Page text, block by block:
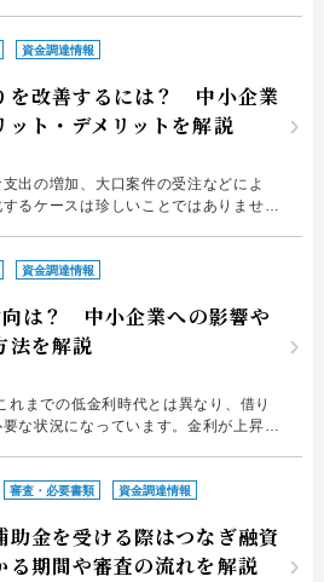
すすめ記事
で即日資金調達するための方法
通りやすい会社はどういう会社？
将来性を評価する融資の流れは、本格
資金調達情報
を改善するには？ 中小企業
ト・デメリットを解説
出の増加、大口案件の受注などによ
るケースは珍しいことではありませ
なぎ融資」です。つなぎ融資を利用す
資金調達情報
は？ 中小企業への影響や
法を解説
までの低金利時代とは異なり、借り
な状況になっています。金利が上昇す
取るべき資金繰り対策、借り入れに依
審査・必要書類 資金調達情報
助金を受ける際はつなぎ融資
期間や審査の流れを解説